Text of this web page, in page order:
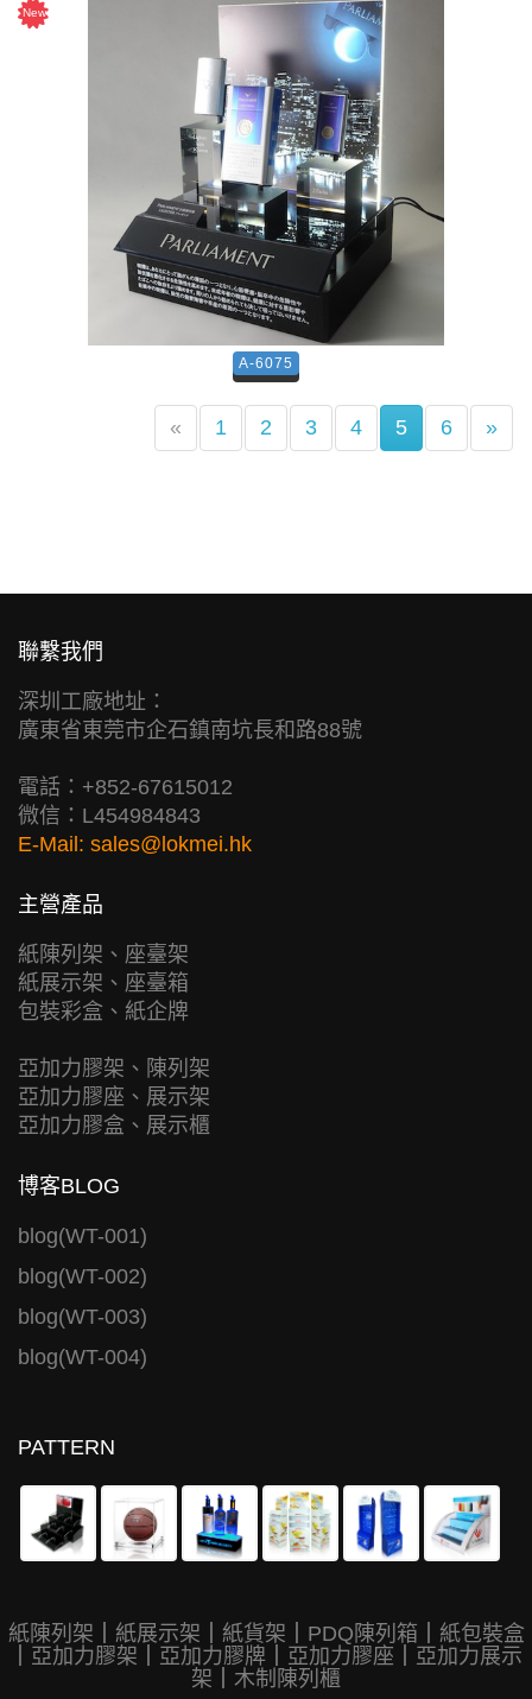
A-6075
« 1 2 3 4 5(current)
6 »
聯繫我們
深圳工廠地址：
廣東省東莞市企石鎮南坑長和路88號
電話：+852-67615012
微信：L454984843
E-Mail: sales@lokmei.hk
主營產品
紙陳列架、座臺架
紙展示架、座臺箱
包裝彩盒、紙企牌
亞加力膠架、陳列架
亞加力膠座、展示架
亞加力膠盒、展示櫃
博客BLOG
blog(WT-001)
blog(WT-002)
blog(WT-003)
blog(WT-004)
PATTERN
紙陳列架 紙展示架 紙貨架 PDQ陳列箱
紙包裝盒
亞加力膠架 亞加力膠牌 亞加力膠座
亞加力展示
架
木制陳列櫃